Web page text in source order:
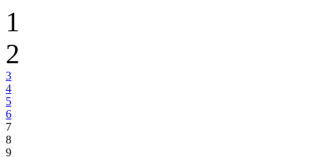
1
2
3
4
5
6
7
8
9